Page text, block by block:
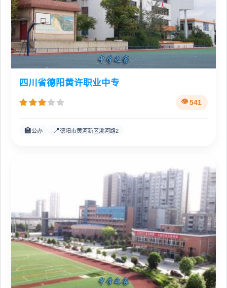
四川省德阳黄许职业中专
541
🏫公办 📍德阳市黄河新区洮河路2